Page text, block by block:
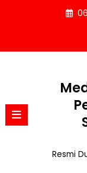
Resmi